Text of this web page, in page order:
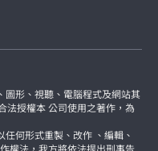
圖形、視聽、電腦程式及網站其
法授權本 公司使用之著作，為
何形式重製、改作 、編輯、